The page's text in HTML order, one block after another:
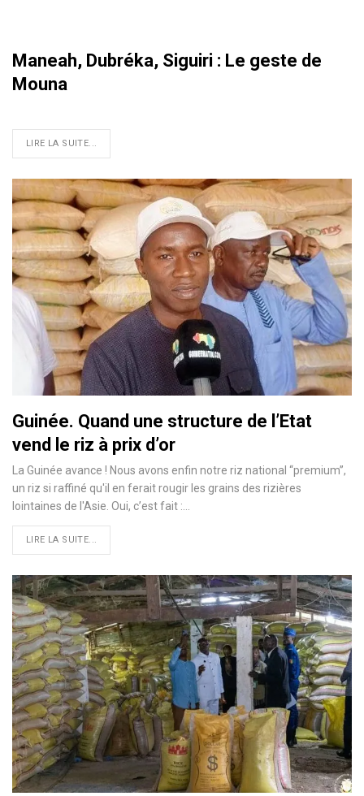
Maneah, Dubréka, Siguiri : Le geste de
Mouna
LIRE LA SUITE...
Guinée. Quand une structure de l’Etat
vend le riz à prix d’or
La Guinée avance ! Nous avons enfin notre riz national ‘‘premium’’,
un riz si raffiné qu'il en ferait rougir les grains des rizières
lointaines de l'Asie. Oui, c’est fait :…
LIRE LA SUITE...